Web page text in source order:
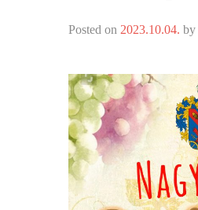
Posted on 2023.10.04. by